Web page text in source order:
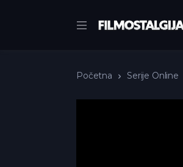
Početna Serije Online